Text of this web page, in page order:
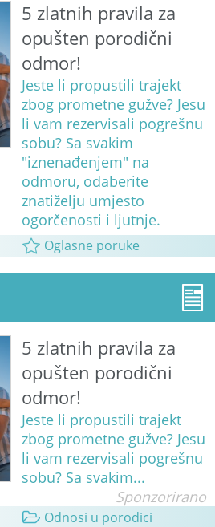
5 zlatnih pravila za
opušten porodični
odmor!
Jeste li propustili trajekt
zbog prometne gužve? Jesu
li vam rezervisali pogrešnu
sobu? Sa svakim
"iznenađenjem" na
odmoru, odaberite
znatiželju umjesto
ogorčenosti i ljutnje.
Oglasne poruke
5 zlatnih pravila za
opušten porodični
odmor!
Jeste li propustili trajekt
zbog prometne gužve? Jesu
li vam rezervisali pogrešnu
sobu? Sa svakim...
Sponzorirano
Odnosi u porodici